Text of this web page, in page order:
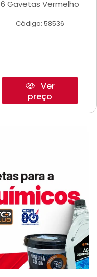
6 Gavetas Vermelho
Código: 58536
Ver
preço